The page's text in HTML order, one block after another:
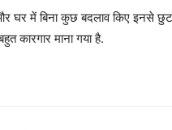
घर में बिना कुछ बदलाव किए इनसे
कारगार माना गया है.